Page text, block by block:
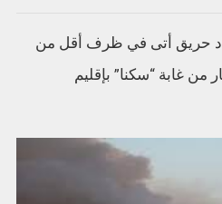
حريق أتى في ظرف أقل من
حوالي 800 هكتار من غابة “سكنا” بإقليم